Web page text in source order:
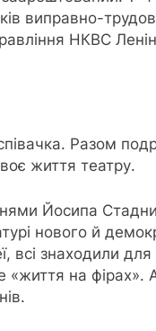
виправно-
НКВС
Разом
життя театру.
Йосипа
нового й
всі знаходили для
на фірах».